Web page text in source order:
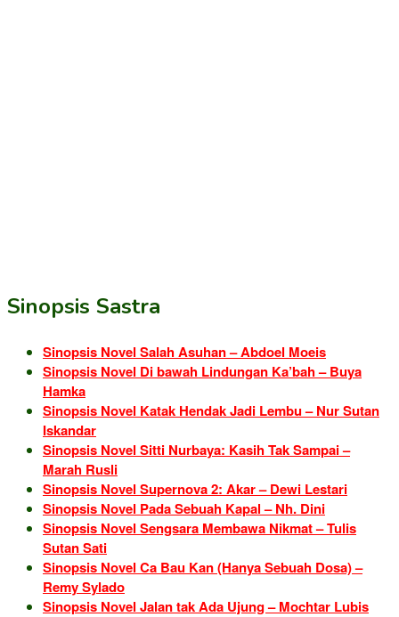
Sinopsis Sastra
Sinopsis Novel Salah Asuhan – Abdoel Moeis
Sinopsis Novel Di bawah Lindungan Ka’bah – Buya
Hamka
Sinopsis Novel Katak Hendak Jadi Lembu – Nur Sutan
Iskandar
Sinopsis Novel Sitti Nurbaya: Kasih Tak Sampai –
Marah Rusli
Sinopsis Novel Supernova 2: Akar – Dewi Lestari
Sinopsis Novel Pada Sebuah Kapal – Nh. Dini
Sinopsis Novel Sengsara Membawa Nikmat – Tulis
Sutan Sati
Sinopsis Novel Ca Bau Kan (Hanya Sebuah Dosa) –
Remy Sylado
Sinopsis Novel Jalan tak Ada Ujung – Mochtar Lubis